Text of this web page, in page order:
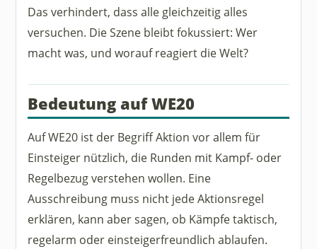
Das verhindert, dass alle gleichzeitig alles
versuchen. Die Szene bleibt fokussiert: Wer
macht was, und worauf reagiert die Welt?
Bedeutung auf WE20
Auf WE20 ist der Begriff Aktion vor allem für
Einsteiger nützlich, die Runden mit Kampf- oder
Regelbezug verstehen wollen. Eine
Ausschreibung muss nicht jede Aktionsregel
erklären, kann aber sagen, ob Kämpfe taktisch,
regelarm oder einsteigerfreundlich ablaufen.